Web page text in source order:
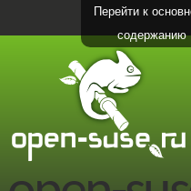
Перейти к
содержанию